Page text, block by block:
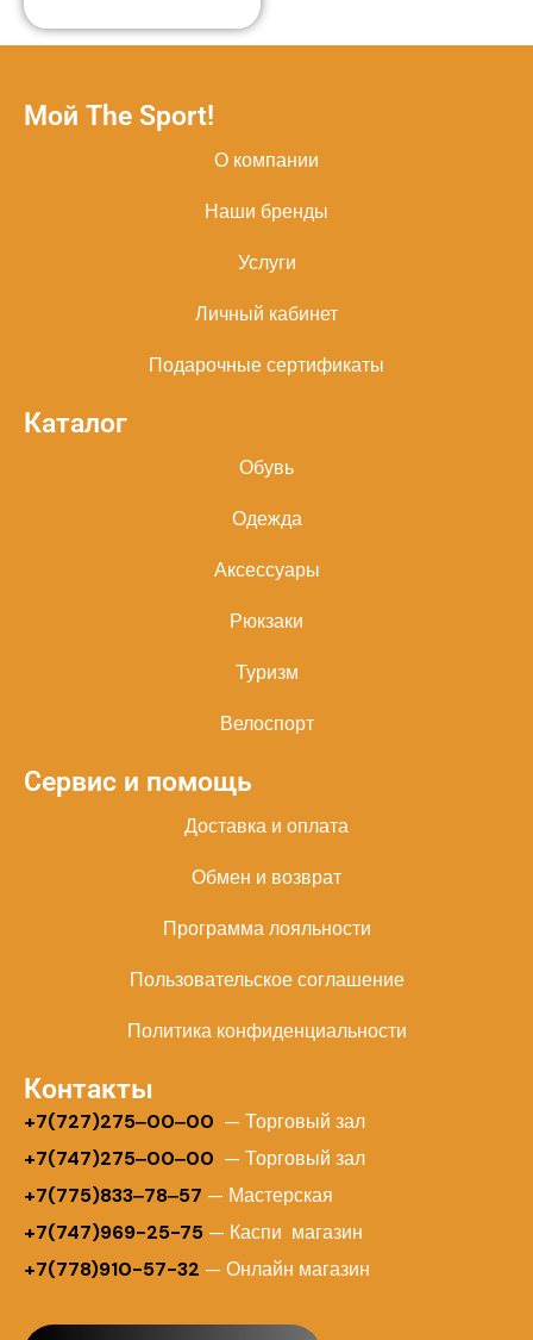
Мой The Sport!
О компании
Наши бренды
Услуги
Личный кабинет
Подарочные сертификаты
Каталог
Обувь
Одежда
Аксессуары
Рюкзаки
Туризм
Велоспорт
Сервис и помощь
Доставка и оплата
Обмен и возврат
Программа лояльности
Пользовательское соглашение
Политика конфиденциальности
Контакты
+7(727)275‒00‒00 — Торговый зал
+7(747)275‒00‒00 — Торговый зал
+7(775)833‒78‒57 — Мастерская
+7(747)969-25-75 — Каспи магазин
+7(778)910-57-32 — Онлайн магазин